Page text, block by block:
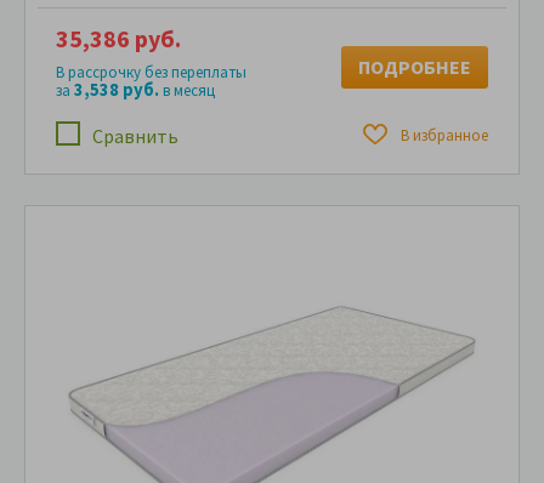
Сравнить В избранное
35,386 руб.
В рассрочку без переплаты
за 3,538 руб.в месяц
ПОДРОБНЕЕ